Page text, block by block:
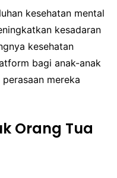
kesehatan mental
kesadaran
kesehatan
bagi anak-anak
mereka
Orang Tua